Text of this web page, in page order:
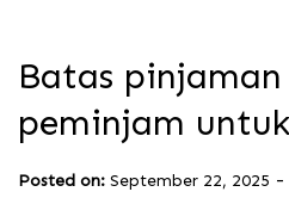
Batas
peminjam
Posted on: September 22, 2025 -